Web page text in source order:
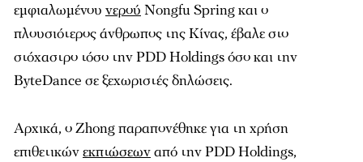
εμφιαλωμένου νερού Nongfu Spring και ο
πλουσιότερος άνθρωπος της Κίνας, έβαλε στο
στόχαστρο τόσο την PDD Holdings όσο και την
ByteDance σε ξεχωριστές δηλώσεις.
Αρχικά, ο Zhong παραπονέθηκε για τη χρήση
επιθετικώνεκπτώσεωναπό την PDD Holdings,